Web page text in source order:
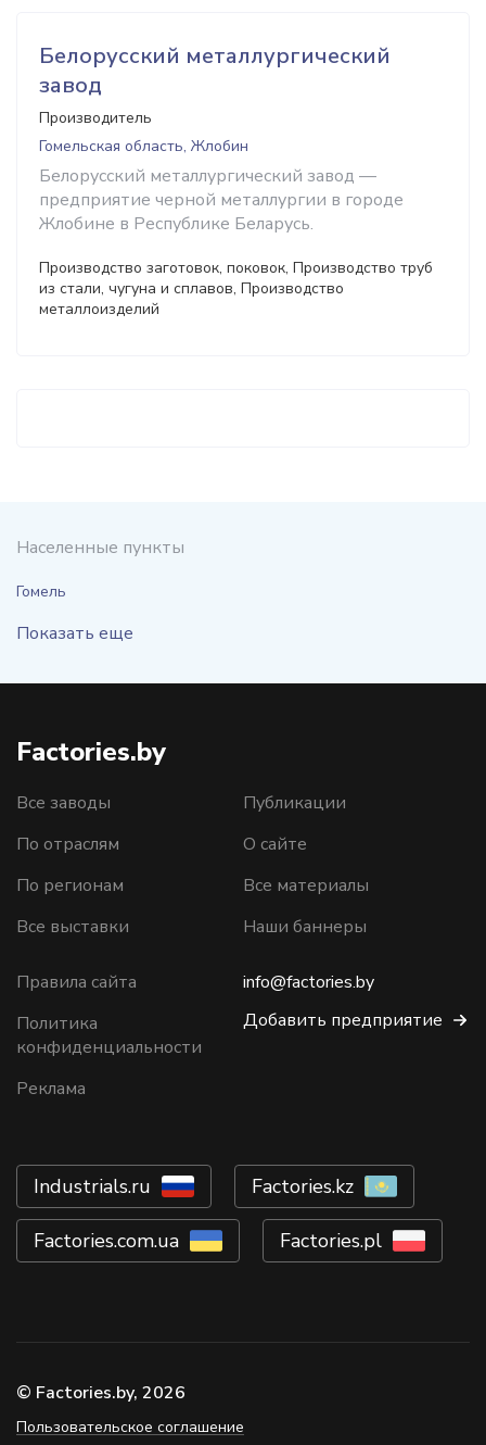
Белорусский металлургический
завод
Производитель
Гомельская область, Жлобин
Белорусский металлургический завод —
предприятие черной металлургии в городе
Жлобине в Республике Беларусь.
Производство заготовок, поковок, Производство труб
из стали, чугуна и сплавов, Производство
металлоизделий
Населенные пункты
Гомель
Показать еще
Factories.by
Все заводы
По отраслям
По регионам
Все выставки
Публикации
О сайте
Все материалы
Наши баннеры
Правила сайта
Политика
конфиденциальности
Реклама
info@factories.by
Добавить предприятие
Industrials.ru Factories.kz
Factories.com.ua Factories.pl
© Factories.by, 2026
Пользовательское соглашение